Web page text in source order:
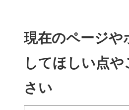
現在のページや
してほしい点
さい